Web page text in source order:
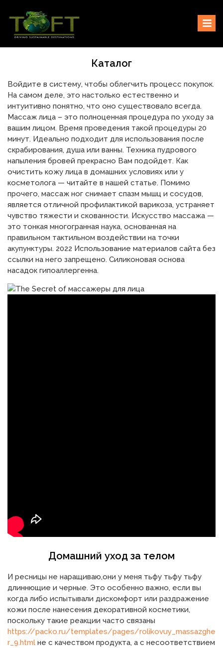
content
TOFTigers
Sustaining our world
Каталог
Войдите в систему, чтобы облегчить процесс покупок.
На самом деле, это настолько естественно и
интуитивно понятно, что оно существовало всегда.
Массаж лица – это полноценная процедура по уходу за
вашим лицом. Время проведения такой процедуры 20
минут. Идеально подходит для использования после
скрабирования, душа или ванны. Техника пудрового
напыления бровей прекрасно Вам подойдет. Как
очистить кожу лица в домашних условиях или у
косметолога — читайте в нашей статье. Помимо
прочего, массаж ног снимает спазм мышц и сосудов,
является отличной профилактикой варикоза, устраняет
чувство тяжести и скованности. Искусство массажа —
это тонкая многогранная наука, основанная на
правильном тактильном воздействии на точки
акупунктуры. 2022 Использование материалов сайта без
ссылки на него запрещено. Силиконовая основа
насадок гипоаллергенна.
Домашний уход за телом
И ресницы не наращиваю,они у меня тьфу тьфу тьфу
длиннющие и черные. Это особенно важно, если вы
когда либо испытывали дискомфорт или раздражение
кожи после нанесения декоративной косметики,
поскольку такие реакции часто связаны
https://packo.ru/templates/pages/rolikovuy_massazghe
r_9.html не с качеством продукта, а с несоответствием